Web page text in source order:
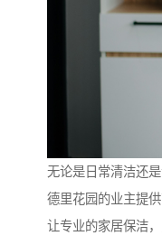
无论是日常清洁还
德里花园的业主提
让专业的家居保洁